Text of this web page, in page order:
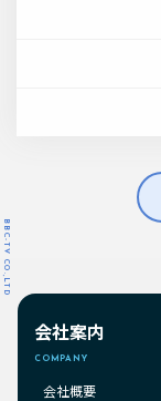
BBC-TV CO.,LTD
会社案内
COMPANY
会社概要